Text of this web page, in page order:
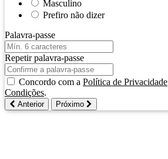
Masculino
Prefiro não dizer
Palavra-passe
Repetir palavra-passe
Concordo com a Política de Privacidade
Condições.
Anterior Próximo